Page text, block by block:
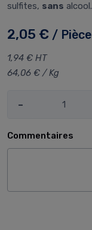
sulfites, sans alcool.
2,05 € / Pièce
1,94 € HT
64,06 € / Kg
-
Commentaires